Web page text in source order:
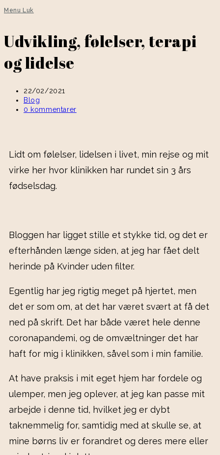
Menu Luk
Udvikling, følelser, terapi
og lidelse
22/02/2021
Blog
0 kommentarer
Lidt om følelser, lidelsen i livet, min rejse og mit
virke her hvor klinikken har rundet sin 3 års
fødselsdag.
Bloggen har ligget stille et stykke tid, og det er
efterhånden længe siden, at jeg har fået delt
herinde på Kvinder uden filter.
Egentlig har jeg rigtig meget på hjertet, men
det er som om, at det har været svært at få det
ned på skrift. Det har både været hele denne
coronapandemi, og de omvæltninger det har
haft for mig i klinikken, såvel som i min familie.
At have praksis i mit eget hjem har fordele og
ulemper, men jeg oplever, at jeg kan passe mit
arbejde i denne tid, hvilket jeg er dybt
taknemmelig for, samtidig med at skulle se, at
mine børns liv er forandret og deres mere eller